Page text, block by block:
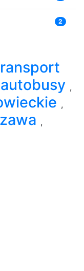
2
autobusy ,
,
,